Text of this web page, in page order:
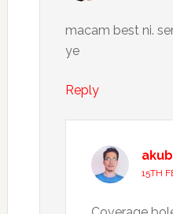
macam best ni.
ye
Reply
15TH